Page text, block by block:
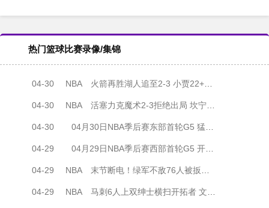
热门篮球比赛录像/集锦
04-30 NBA 火箭再胜湖人追至2-3 小贾22+7 詹姆斯25+7 里夫斯复出16中4
04-30 NBA 活塞力克魔术2-3拒绝出局 坎宁安45+5 班凯罗45+9+7&末节18分
04-30 04月30日NBA季后赛东部首轮G5 猛龙 - 骑士 全场录像
04-29 04月29日NBA季后赛西部首轮G5 开拓者 - 马刺 全场录像
04-29 NBA 末节断电！绿军不敌76人被扳成2-3 恩比德33+8 塔图姆24+16
04-29 NBA 马刺6人上双绅士横扫开拓者 文班亚马17+14+6帽 阿夫迪亚22分